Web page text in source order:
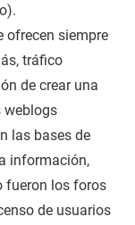
ofrecen siempre
tráfico
de crear una
weblogs
las bases de
información,
fueron los foros
de usuarios